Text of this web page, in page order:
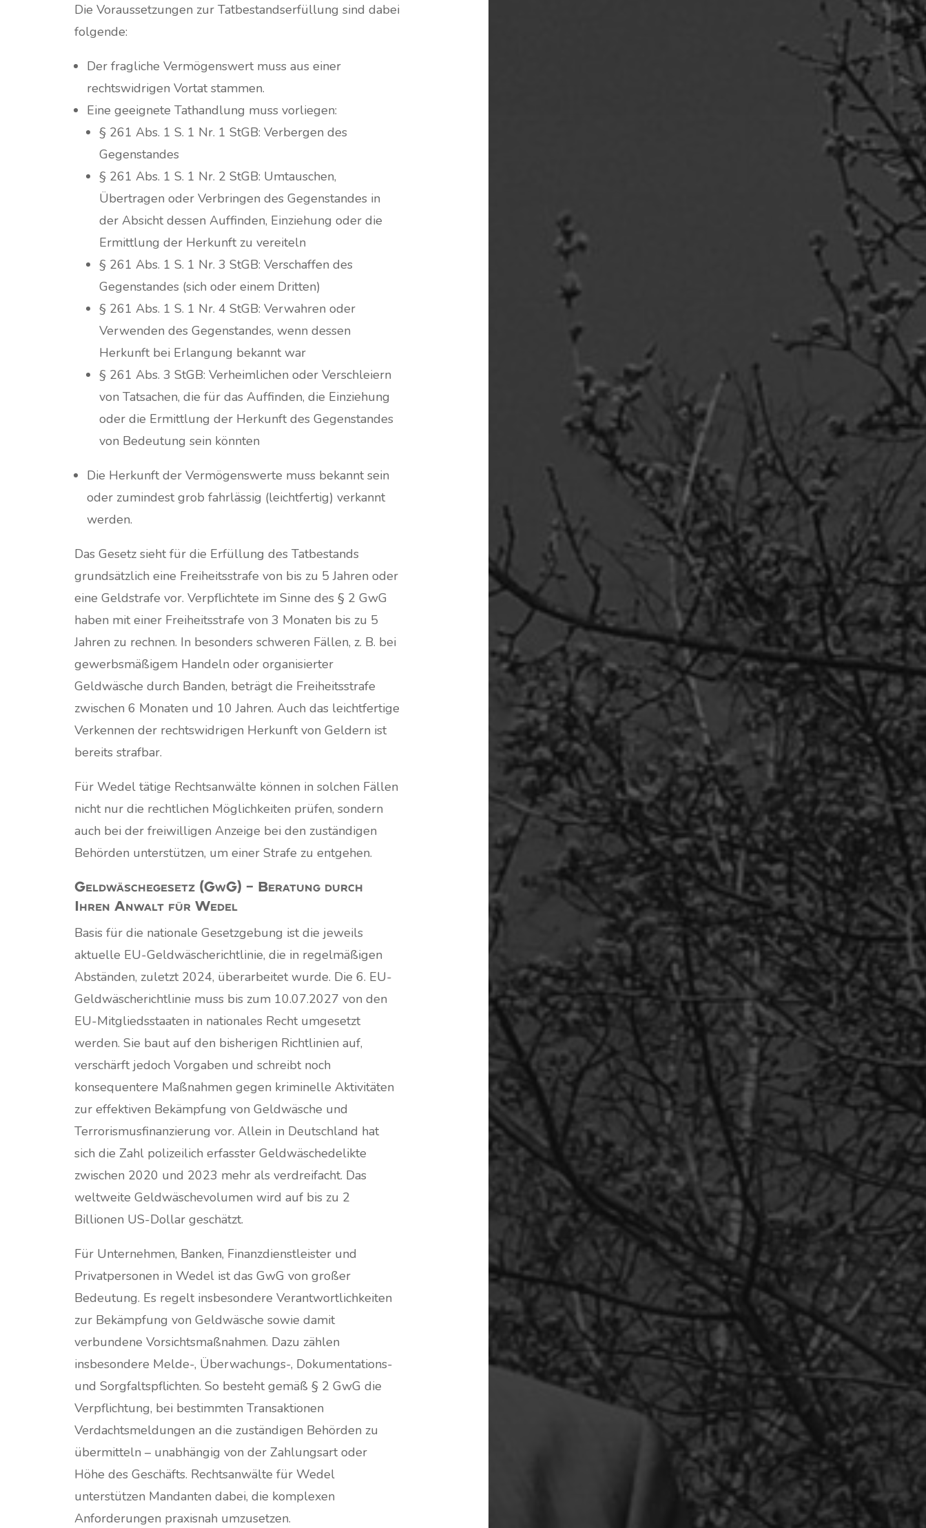
Die Voraussetzungen zur Tatbestandserfüllung sind dabei
folgende:
Der fragliche Vermögenswert muss aus einer
rechtswidrigen Vortat stammen.
Eine geeignete Tathandlung muss vorliegen:
§ 261 Abs. 1 S. 1 Nr. 1 StGB: Verbergen des
Gegenstandes
§ 261 Abs. 1 S. 1 Nr. 2 StGB: Umtauschen,
Übertragen oder Verbringen des Gegenstandes in
der Absicht dessen Auffinden, Einziehung oder die
Ermittlung der Herkunft zu vereiteln
§ 261 Abs. 1 S. 1 Nr. 3 StGB: Verschaffen des
Gegenstandes (sich oder einem Dritten)
§ 261 Abs. 1 S. 1 Nr. 4 StGB: Verwahren oder
Verwenden des Gegenstandes, wenn dessen
Herkunft bei Erlangung bekannt war
§ 261 Abs. 3 StGB: Verheimlichen oder Verschleiern
von Tatsachen, die für das Auffinden, die Einziehung
oder die Ermittlung der Herkunft des Gegenstandes
von Bedeutung sein könnten
Die Herkunft der Vermögenswerte muss bekannt sein
oder zumindest grob fahrlässig (leichtfertig) verkannt
werden.
Das Gesetz sieht für die Erfüllung des Tatbestands
grundsätzlich eine Freiheitsstrafe von bis zu 5 Jahren oder
eine Geldstrafe vor. Verpflichtete im Sinne des § 2 GwG
haben mit einer Freiheitsstrafe von 3 Monaten bis zu 5
Jahren zu rechnen. In besonders schweren Fällen, z. B. bei
gewerbsmäßigem Handeln oder organisierter
Geldwäsche durch Banden, beträgt die Freiheitsstrafe
zwischen 6 Monaten und 10 Jahren. Auch das leichtfertige
Verkennen der rechtswidrigen Herkunft von Geldern ist
bereits strafbar.
Für Wedel tätige Rechtsanwälte können in solchen Fällen
nicht nur die rechtlichen Möglichkeiten prüfen, sondern
auch bei der freiwilligen Anzeige bei den zuständigen
Behörden unterstützen, um einer Strafe zu entgehen.
Geldwäschegesetz (GwG) – Beratung durch
Ihren Anwalt für Wedel
Basis für die nationale Gesetzgebung ist die jeweils
aktuelle EU-Geldwäscherichtlinie, die in regelmäßigen
Abständen, zuletzt 2024, überarbeitet wurde. Die 6. EU-
Geldwäscherichtlinie muss bis zum 10.07.2027 von den
EU-Mitgliedsstaaten in nationales Recht umgesetzt
werden. Sie baut auf den bisherigen Richtlinien auf,
verschärft jedoch Vorgaben und schreibt noch
konsequentere Maßnahmen gegen kriminelle Aktivitäten
zur effektiven Bekämpfung von Geldwäsche und
Terrorismusfinanzierung vor. Allein in Deutschland hat
sich die Zahl polizeilich erfasster Geldwäschedelikte
zwischen 2020 und 2023 mehr als verdreifacht. Das
weltweite Geldwäschevolumen wird auf bis zu 2
Billionen US-Dollar geschätzt.
Für Unternehmen, Banken, Finanzdienstleister und
Privatpersonen in Wedel ist das GwG von großer
Bedeutung. Es regelt insbesondere Verantwortlichkeiten
zur Bekämpfung von Geldwäsche sowie damit
verbundene Vorsichtsmaßnahmen. Dazu zählen
insbesondere Melde-, Überwachungs-, Dokumentations-
und Sorgfaltspflichten. So besteht gemäß § 2 GwG die
Verpflichtung, bei bestimmten Transaktionen
Verdachtsmeldungen an die zuständigen Behörden zu
übermitteln – unabhängig von der Zahlungsart oder
Höhe des Geschäfts. Rechtsanwälte für Wedel
unterstützen Mandanten dabei, die komplexen
Anforderungen praxisnah umzusetzen.